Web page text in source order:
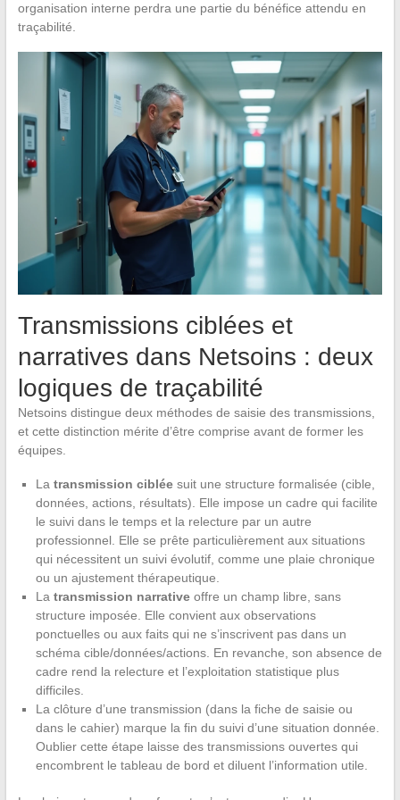
organisation interne perdra une partie du bénéfice attendu en
traçabilité.
Transmissions ciblées et
narratives dans Netsoins : deux
logiques de traçabilité
Netsoins distingue deux méthodes de saisie des transmissions,
et cette distinction mérite d’être comprise avant de former les
équipes.
La transmission cibléesuit une structure formalisée (cible,
données, actions, résultats). Elle impose un cadre qui facilite
le suivi dans le temps et la relecture par un autre
professionnel. Elle se prête particulièrement aux situations
qui nécessitent un suivi évolutif, comme une plaie chronique
ou un ajustement thérapeutique.
La transmission narrativeoffre un champ libre, sans
structure imposée. Elle convient aux observations
ponctuelles ou aux faits qui ne s’inscrivent pas dans un
schéma cible/données/actions. En revanche, son absence de
cadre rend la relecture et l’exploitation statistique plus
difficiles.
La clôture d’une transmission (dans la fiche de saisie ou
dans le cahier) marque la fin du suivi d’une situation donnée.
Oublier cette étape laisse des transmissions ouvertes qui
encombrent le tableau de bord et diluent l’information utile.